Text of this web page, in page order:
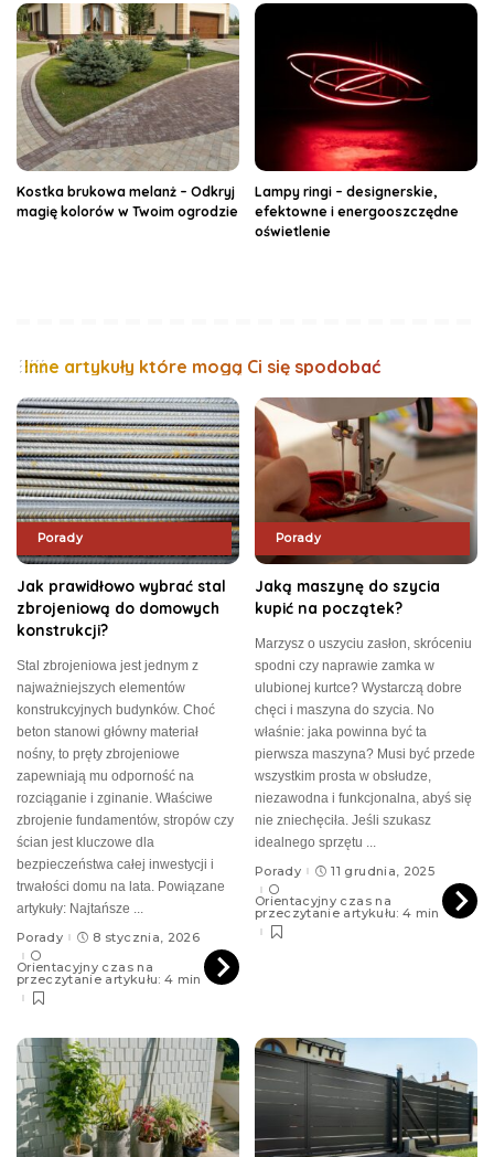
Kostka brukowa melanż – Odkryj
magię kolorów w Twoim ogrodzie
Lampy ringi – designerskie,
efektowne i energooszczędne
oświetlenie
Inne artykuły które mogą Ci się spodobać
Porady
Jak prawidłowo wybrać stal
zbrojeniową do domowych
konstrukcji?
Stal zbrojeniowa jest jednym z
najważniejszych elementów
konstrukcyjnych budynków. Choć
beton stanowi główny materiał
nośny, to pręty zbrojeniowe
zapewniają mu odporność na
rozciąganie i zginanie. Właściwe
zbrojenie fundamentów, stropów czy
ścian jest kluczowe dla
bezpieczeństwa całej inwestycji i
trwałości domu na lata. Powiązane
artykuły: Najtańsze ...
Porady
8 stycznia, 2026
Orientacyjny czas na
przeczytanie artykułu: 4 min
Porady
Jaką maszynę do szycia
kupić na początek?
Marzysz o uszyciu zasłon, skróceniu
spodni czy naprawie zamka w
ulubionej kurtce? Wystarczą dobre
chęci i maszyna do szycia. No
właśnie: jaka powinna być ta
pierwsza maszyna? Musi być przede
wszystkim prosta w obsłudze,
niezawodna i funkcjonalna, abyś się
nie zniechęciła. Jeśli szukasz
idealnego sprzętu ...
Porady
11 grudnia, 2025
Orientacyjny czas na
przeczytanie artykułu: 4 min